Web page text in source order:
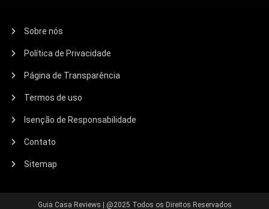
Sobre nós
Política de Privacidade
Página de Transparência
Termos de uso
Isenção de Responsabilidade
Contato
Sitemap
Guia Casa Reviews | @2025 Todos os Direitos Reservados